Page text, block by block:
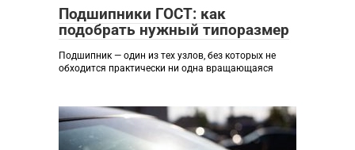
Подшипники ГОСТ: как
подобрать нужный типоразмер
Подшипник — один из тех узлов, без которых не
обходится практически ни одна вращающаяся